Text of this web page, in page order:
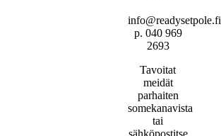
info@readysetpole.fi
p. 040 969
2693
Tavoitat
meidät
parhaiten
somekanavista
tai